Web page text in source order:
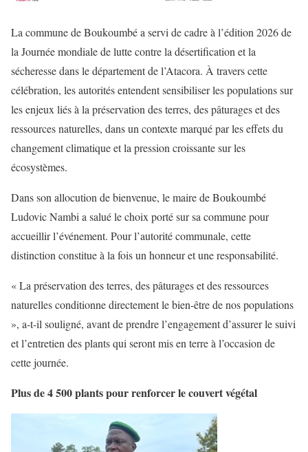
La commune de Boukoumbé a servi de cadre à l’édition 2026 de
la Journée mondiale de lutte contre la désertification et la
sécheresse dans le département de l’Atacora. À travers cette
célébration, les autorités entendent sensibiliser les populations sur
les enjeux liés à la préservation des terres, des pâturages et des
ressources naturelles, dans un contexte marqué par les effets du
changement climatique et la pression croissante sur les
écosystèmes.
Dans son allocution de bienvenue, le maire de Boukoumbé
Ludovic Nambi a salué le choix porté sur sa commune pour
accueillir l’événement. Pour l’autorité communale, cette
distinction constitue à la fois un honneur et une responsabilité.
« La préservation des terres, des pâturages et des ressources
naturelles conditionne directement le bien-être de nos populations
», a-t-il souligné, avant de prendre l’engagement d’assurer le suivi
et l’entretien des plants qui seront mis en terre à l’occasion de
cette journée.
Plus de 4 500 plants pour renforcer le couvert végétal